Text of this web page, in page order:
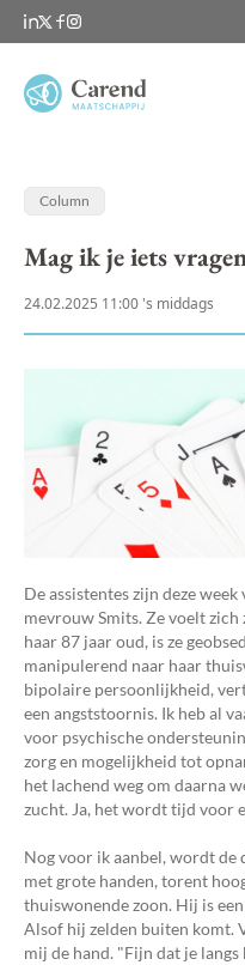
Column
Mag ik je iets
24.02.2025 11:00 's middags
De assistentes zijn deze
mevrouw Smits. Ze voelt zich
haar 87 jaar oud, is ze
manipulerend naar haar
bipolaire persoonlijkheid,
een angststoornis. Ik heb al
voor psychische
zorg en mogelijkheid tot
het lachend weg om daarna
zucht. Ja, het wordt tijd voor
Nog voor ik aanbel, wordt de
met grote handen, torent
thuiswonende zoon. Hij is
Alsof hij zelden buiten komt.
mij de hand. "Fijn dat je